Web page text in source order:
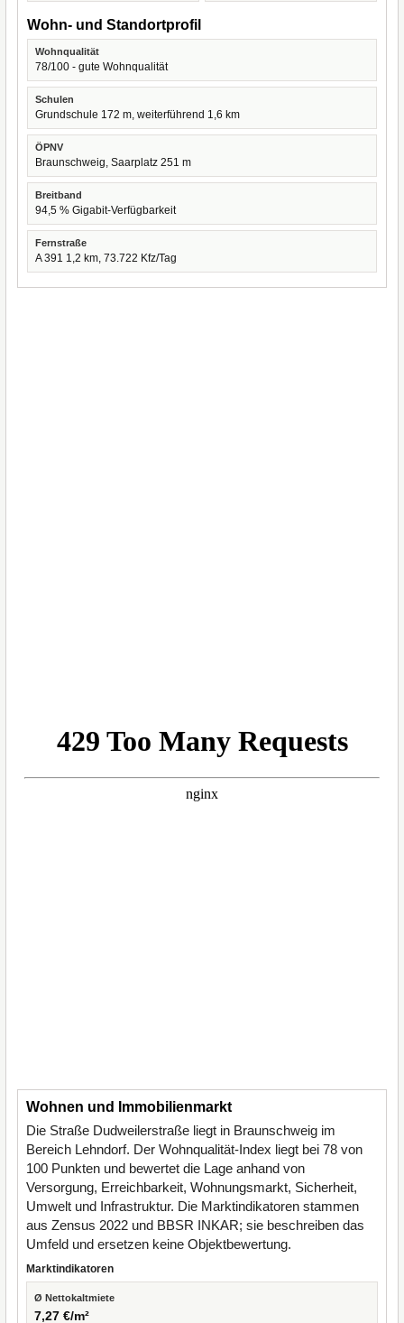
Wohn- und Standortprofil
Wohnqualität
78/100 - gute Wohnqualität
Schulen
Grundschule 172 m, weiterführend 1,6 km
ÖPNV
Braunschweig, Saarplatz 251 m
Breitband
94,5 % Gigabit-Verfügbarkeit
Fernstraße
A 391 1,2 km, 73.722 Kfz/Tag
Wohnen und Immobilienmarkt
Die Straße Dudweilerstraße liegt in Braunschweig im
Bereich Lehndorf. Der Wohnqualität-Index liegt bei 78 von
100 Punkten und bewertet die Lage anhand von
Versorgung, Erreichbarkeit, Wohnungsmarkt, Sicherheit,
Umwelt und Infrastruktur. Die Marktindikatoren stammen
aus Zensus 2022 und BBSR INKAR; sie beschreiben das
Umfeld und ersetzen keine Objektbewertung.
Marktindikatoren
Ø Nettokaltmiete
7,27 €/m²